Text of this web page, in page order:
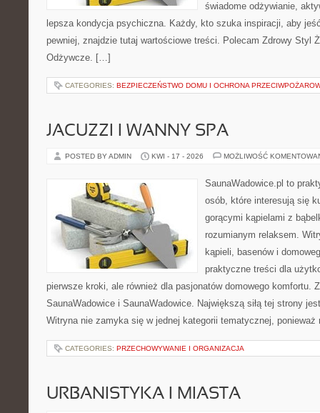
świadome odżywianie,
lepsza kondycja psychiczna. Każdy, kto szuka inspiracji, aby
pewniej, znajdzie tutaj wartościowe treści. Polecam Zdrowy Styl
Odżywcze. […]
CATEGORIES: BEZPIECZEŃSTWO DOMU I OCHRONA
JACUZZI I WANNY SPA
POSTED BY ADMIN KWI - 17 - 2026 MOŻLIWOŚĆ
SaunaWadowice.pl to
osób, które interesują się
gorącymi kąpielami z
rozumianym relaksem.
kąpieli, basenów i
praktyczne treści dla
pierwsze kroki, ale również dla pasjonatów domowego komfortu.
SaunaWadowice i SaunaWadowice. Największą siłą tej strony
Witryna nie zamyka się w jednej kategorii tematycznej,
CATEGORIES: PRZECHOWYWANIE I ORGANIZACJA
URBANISTYKA I MIASTA